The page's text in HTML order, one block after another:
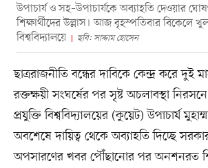
উপাচার্য ও সহ–উপাচার্যকে অব্যাহতি দেওয়ার
শিক্ষার্থীদের উল্লাস। আজ বৃহস্পতিবার বিকেলে
বিশ্ববিদ্যালয়ে
ছবি: সাদ্দাম হোসেন
ছাত্ররাজনীতি বন্ধের দাবিকে কেন্দ্র করে দুই
রক্তক্ষয়ী সংঘর্ষের পর সৃষ্ট অচলাবস্থা
প্রযুক্তি বিশ্ববিদ্যালয়ের (কুয়েট) উপাচার্য
অবশেষে দায়িত্ব থেকে অব্যাহতি দিচ্ছে
অপসারণের খবর পৌঁছানোর পর অনশনরত